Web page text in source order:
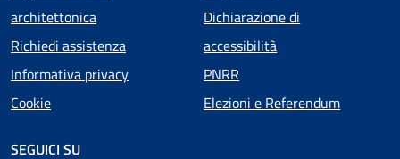
architettonica
Richiedi assistenza
Informativa privacy
Cookie
Dichiarazione di
accessibilità
PNRR
Elezioni e Referendum
SEGUICI SU